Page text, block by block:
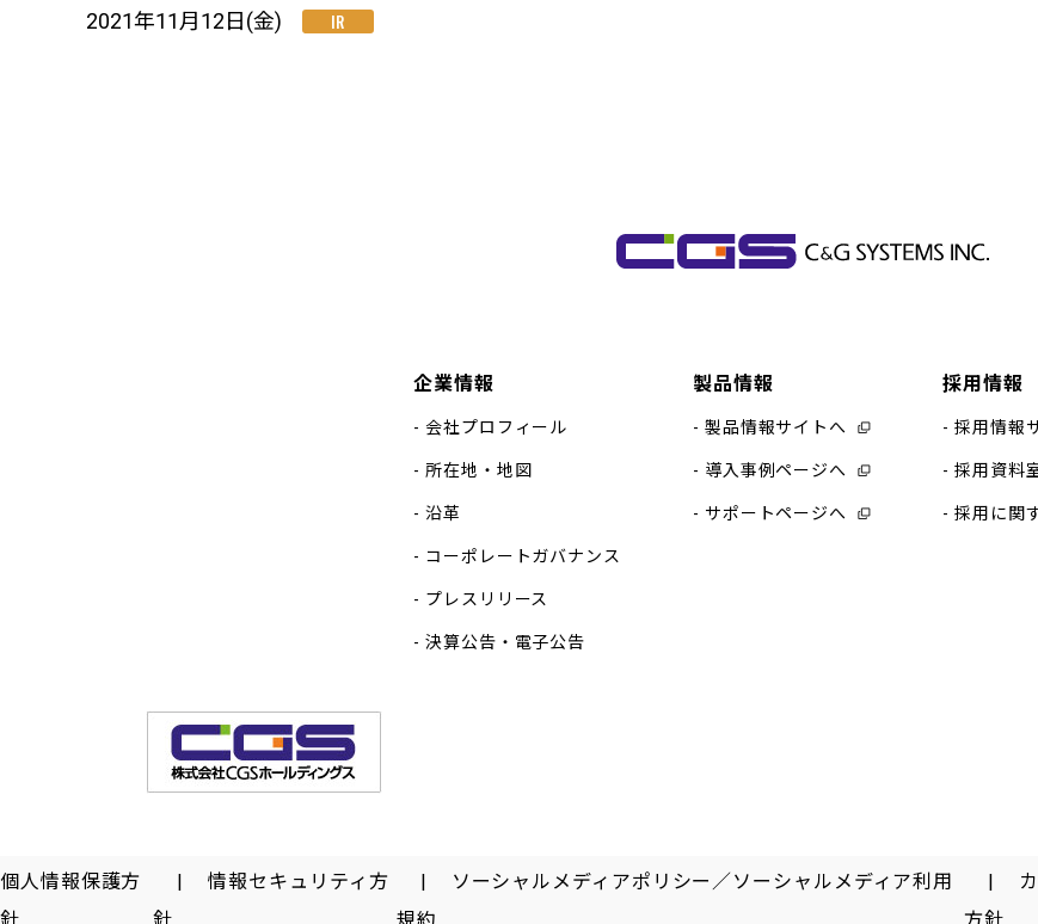
2021年11月12日(金) IR
企業情報
会社プロフィール
所在地・地図
沿革
コーポレートガバナンス
プレスリリース
決算公告・電子公告
製品情報
製品情報サイトへ
導入事例ページへ
サポートページへ
採用情報
採用情報
採用資料
採用に関
個人情報保護方
情報セキュリティ方
ソーシャルメディアポリシー／ソーシャルメディア利用